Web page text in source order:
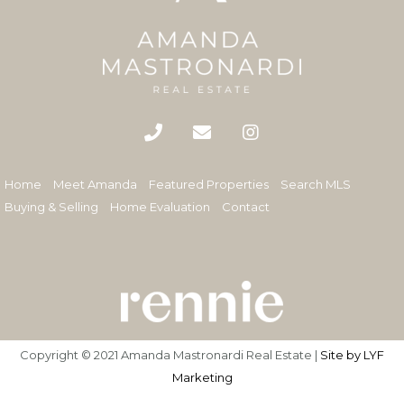
Home Meet Amanda Featured Properties
Search MLS
Buying & Selling
Home Evaluation Contact
Copyright © 2021 Amanda Mastronardi Real Estate | Site by LYF
Marketing